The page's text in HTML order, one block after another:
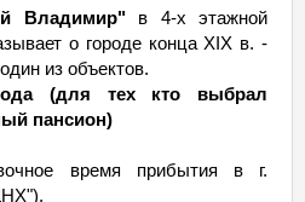
Владимир"в 4-х этажной
о городе конца XIX в. -
из объектов.
(для тех кто выбрал
пансион)
время прибытия в г.